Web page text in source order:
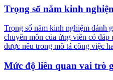
Trọng số năm kinh
Trọng số năm kinh nghiệm đánh
chuyên môn của ứng viên có
được nêu trong mô tả công việc
Mức độ liên quan vai trò